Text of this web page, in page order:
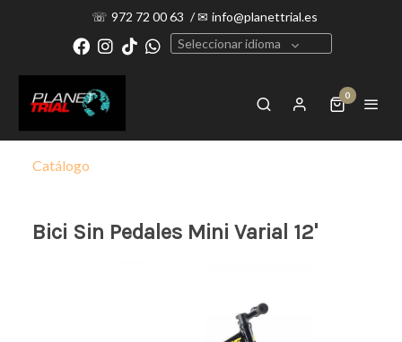
☏ 972 72 00 63 /✉ info@planettrial.es
Seleccionar idioma
0
Catálogo
Bici Sin Pedales Mini Varial 12'